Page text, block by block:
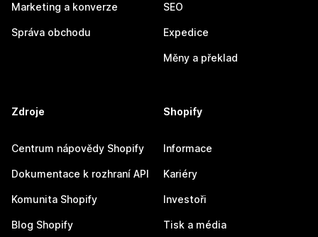
Marketing a konverze
Správa obchodu
SEO
Expedice
Měny a překlad
Zdroje
Centrum nápovědy Shopify
Dokumentace k rozhraní API
Komunita Shopify
Blog Shopify
Shopify
Informace
Kariéry
Investoři
Tisk a média